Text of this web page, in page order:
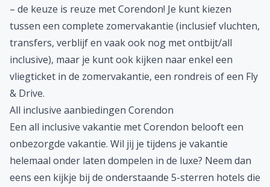
– de keuze is reuze met Corendon! Je kunt kiezen
tussen een complete zomervakantie (inclusief vluchten,
transfers, verblijf en vaak ook nog met ontbijt/all
inclusive), maar je kunt ook kijken naar enkel een
vliegticket in de zomervakantie, een rondreis of een Fly
& Drive.
All inclusive aanbiedingen Corendon
Een all inclusive vakantie met Corendon belooft een
onbezorgde vakantie. Wil jij je tijdens je vakantie
helemaal onder laten dompelen in de luxe? Neem dan
eens een kijkje bij de onderstaande 5-sterren hotels die